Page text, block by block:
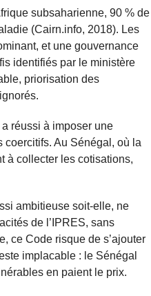
subsaharienne, 90 % de
(Cairn.info, 2018). Les
et une gouvernance
identifiés par le ministère
priorisation des
réussi à imposer une
coercitifs. Au Sénégal, où la
à collecter les cotisations,
ambitieuse soit-elle, ne
de l’IPRES, sans
ce Code risque de s’ajouter
implacable : le Sénégal
en paient le prix.